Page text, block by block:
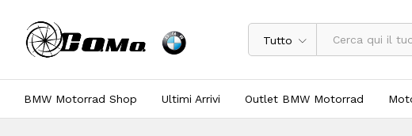
Tutto
BMW Motorrad Shop Ultimi Arrivi Outlet BMW Motorrad